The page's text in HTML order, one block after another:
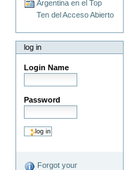
Argentina en el Top
Ten del Acceso Abierto
log in
Login Name
Password
Forgot your